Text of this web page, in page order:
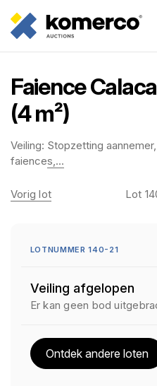
Faience
(4 m²)
Veiling: Stopzetting
faiences,...
Vorig lot Lot
LOTNUMMER 140-21
Veiling afgelopen
Er kan geen bod
Ontdek andere loten